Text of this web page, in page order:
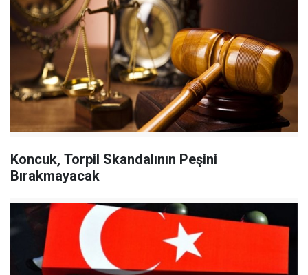
Koncuk, Torpil Skandalının Peşini
Bırakmayacak